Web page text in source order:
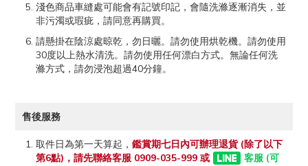
淺色商品車縫處可能會有記號印記，會隨洗滌逐漸消失，並
非污濁或瑕疵，請同意再購買。
請懸掛在陰涼處晾乾，勿日曬。請勿使用烘乾機。請勿使用
30度以上熱水清洗。請勿使用任何漂白方式。無論任何洗
滌方式，請勿浸泡超過40分鐘。
售後服務
取件日為第一天算起， 鑑賞期七日內可辦理退貨 (除了以下
第6點)，請先聯絡客服 0909-035-999 或
客服 (可